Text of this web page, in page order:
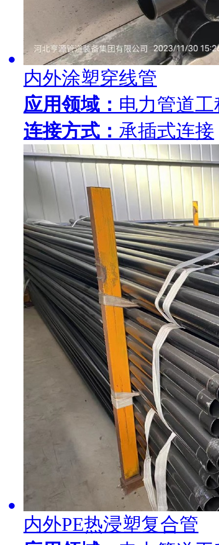
内外涂塑穿线管
应用领域： 电力管道工
连接方式： 承插式连接
内外PE热浸塑复合管